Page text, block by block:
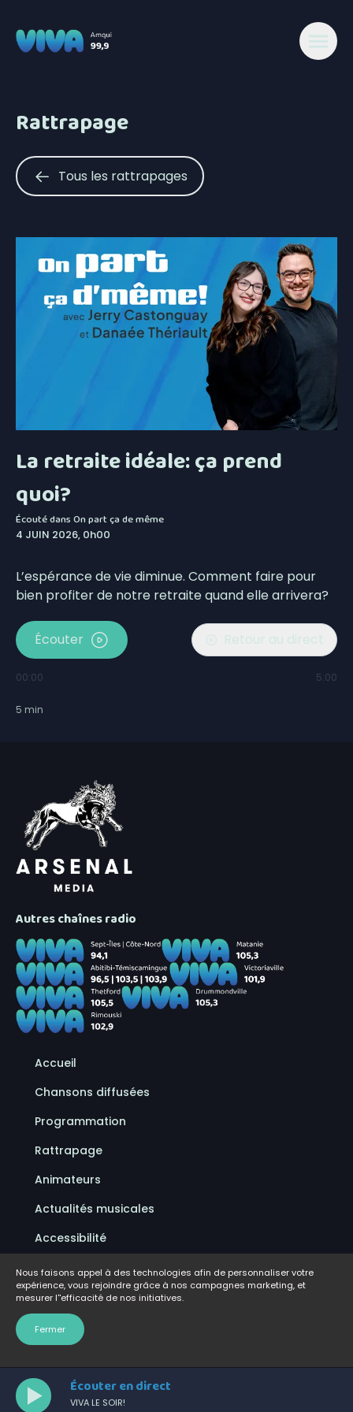
Écouter en direct
VIVA LE SOIR!
Rattrapage
Tous les rattrapages
La retraite idéale: ça prend
quoi?
Écouté dansOn part ça de même
4 JUIN 2026, 0h00
L’espérance de vie diminue. Comment faire pour
bien profiter de notre retraite quand elle arrivera?
Écouter Retour au direct
00:00 5:00
5 min
Autres chaînes radio
Accueil
Chansons diffusées
Programmation
Rattrapage
Animateurs
Actualités musicales
Accessibilité
Politique de confidentialité
Conditions d'utilisation
FAQ
Nous faisons appel à des technologies afin de personnaliser votre
expérience, vous rejoindre grâce à nos campagnes marketing, et
mesurer l''efficacité de nos initiatives.
Fermer